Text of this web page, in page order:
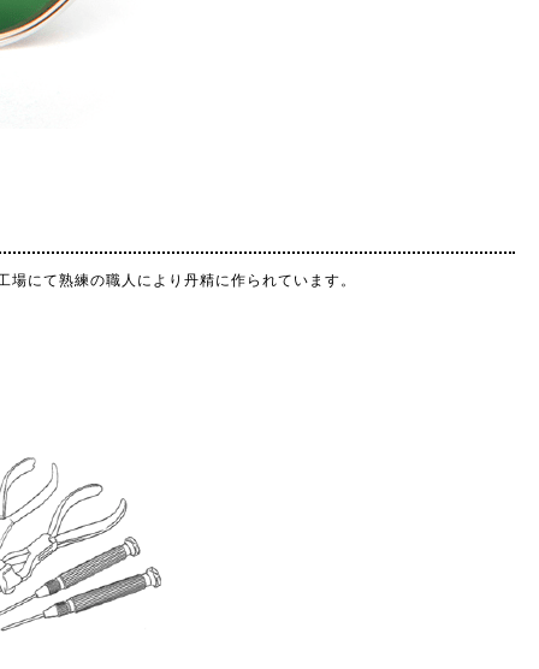
にて熟練の職人により丹精に作られています。